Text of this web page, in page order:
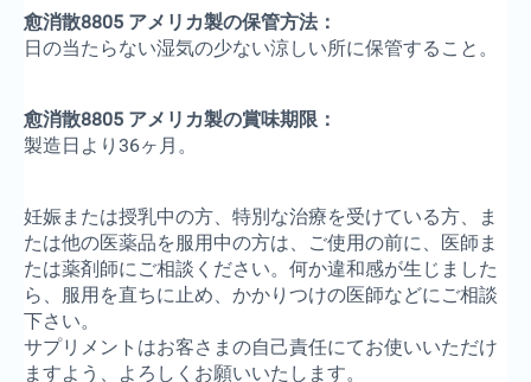
愈消散8805 アメリカ製の保管方法：
日の当たらない湿気の少ない涼しい所に保管すること。
愈消散8805 アメリカ製の賞味期限：
製造日より36ヶ月。
妊娠または授乳中の方、特別な治療を受けている方、ま
たは他の医薬品を服用中の方は、ご使用の前に、医師ま
たは薬剤師にご相談ください。何か違和感が生じました
ら、服用を直ちに止め、かかりつけの医師などにご相談
下さい。
サプリメントはお客さまの自己責任にてお使いいただけ
ますよう、よろしくお願いいたします。